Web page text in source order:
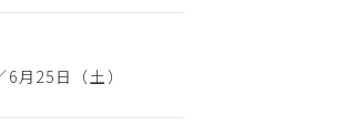
月25日（土）